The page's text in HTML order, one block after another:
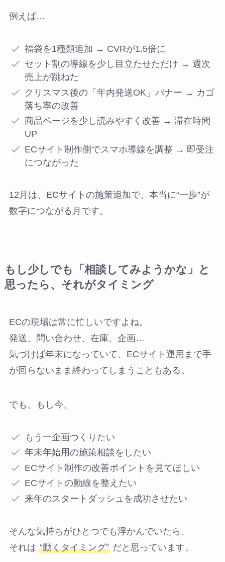
例えば…
福袋を1種類追加 → CVRが1.5倍に
セット割の導線を少し目立たせただけ → 週次
売上が跳ねた
クリスマス後の「年内発送OK」バナー → カゴ
落ち率の改善
商品ページを少し読みやすく改善 → 滞在時間
UP
ECサイト制作側でスマホ導線を調整 → 即受注
につながった
12月は、ECサイトの施策追加で、本当に“一歩”が
数字につながる月です。
もし少しでも「相談してみようかな」と
思ったら、それがタイミング
ECの現場は常に忙しいですよね。
発送、問い合わせ、在庫、企画…
気づけば年末になっていて、ECサイト運用まで手
が回らないまま終わってしまうこともある。
でも、もし今、
もう一企画つくりたい
年末年始用の施策相談をしたい
ECサイト制作の改善ポイントを見てほしい
ECサイトの動線を整えたい
来年のスタートダッシュを成功させたい
そんな気持ちがひとつでも浮かんでいたら、
それは “動くタイミング”だと思っています。